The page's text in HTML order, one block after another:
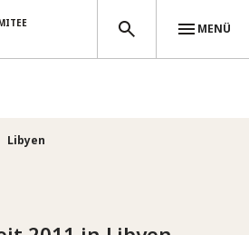
MENÜ
Libyen